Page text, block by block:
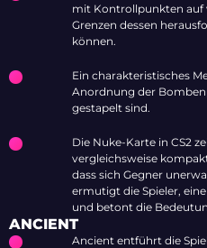
mit Kontrollpunkten auf
Grenzen dessen
können.
Ein charakteristisches
Anordnung der
gestapelt sind.
Die Nuke-Karte in CS2
vergleichsweise
dass sich Gegner
ermutigt die Spieler,
und betont die
ANCIENT
Ancient entführt die